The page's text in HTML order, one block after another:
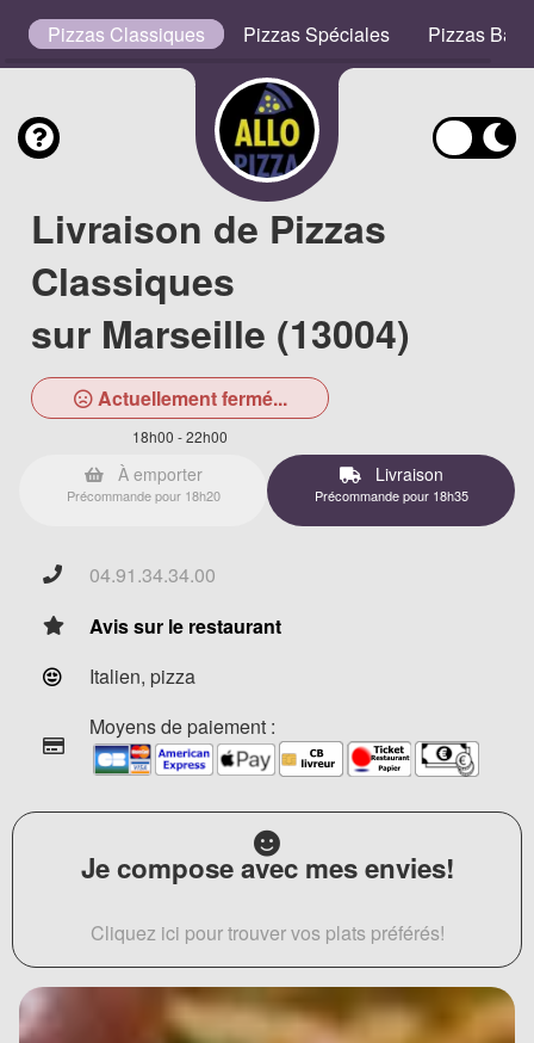
Pizzas Classiques Pizzas Spéciales Pizzas
Livraison de Pizzas
Classiques
sur Marseille (13004)
Actuellement fermé...
18h00 - 22h00
À emporter
Précommande pour 18h20
Livraison
Précommande pour 18h35
04.91.34.34.00
Avis sur le restaurant
Italien, pizza
Moyens de paiement :
Je compose avec mes envies!
Cliquez ici pour trouver vos plats préférés!